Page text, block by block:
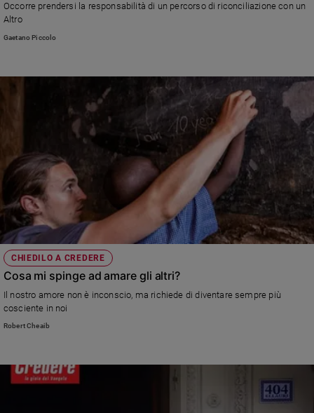
Occorre prendersi la responsabilità di un percorso di riconciliazione con un
Altro
Gaetano Piccolo
CHIEDILO A CREDERE
Cosa mi spinge ad amare gli altri?
Il nostro amore non è inconscio, ma richiede di diventare sempre più
cosciente in noi
Robert Cheaib